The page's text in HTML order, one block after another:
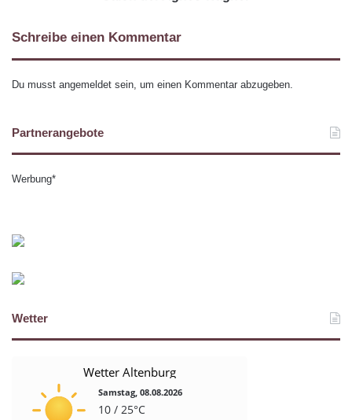
Schreibe einen Kommentar
Du musst angemeldet sein, um einen Kommentar abzugeben.
Partnerangebote
Werbung*
Wetter
Wetter Altenburg
Samstag, 08.08.2026
10 / 25°C